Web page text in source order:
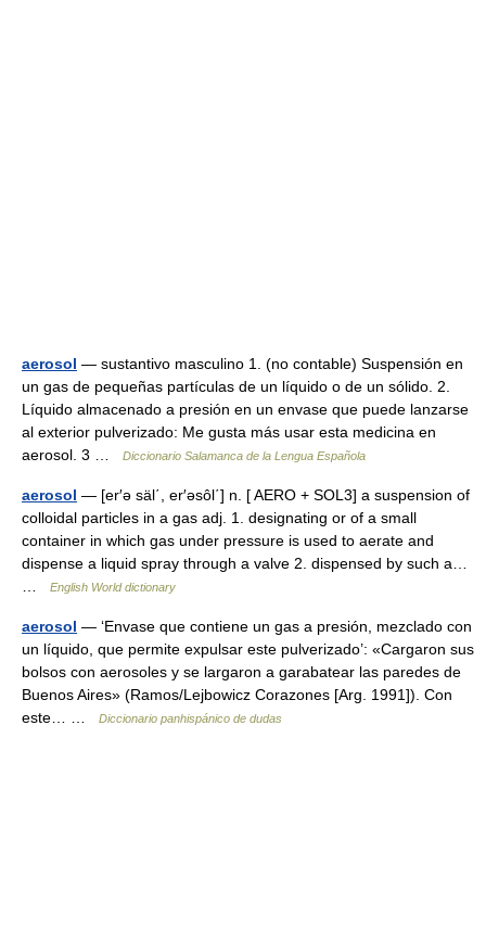
aerosol — sustantivo masculino 1. (no contable) Suspensión en
un gas de pequeñas partículas de un líquido o de un sólido. 2.
Líquido almacenado a presión en un envase que puede lanzarse
al exterior pulverizado: Me gusta más usar esta medicina en
aerosol. 3 …
Diccionario Salamanca de la Lengua Española
aerosol — [er′ə säl΄, er′əsôl΄] n. [ AERO + SOL3] a suspension of
colloidal particles in a gas adj. 1. designating or of a small
container in which gas under pressure is used to aerate and
dispense a liquid spray through a valve 2. dispensed by such a…
English World dictionary
aerosol — ‘Envase que contiene un gas a presión, mezclado con
un líquido, que permite expulsar este pulverizado’: «Cargaron sus
bolsos con aerosoles y se largaron a garabatear las paredes de
Buenos Aires» (Ramos/Lejbowicz Corazones [Arg. 1991]). Con
este… …
Diccionario panhispánico de dudas